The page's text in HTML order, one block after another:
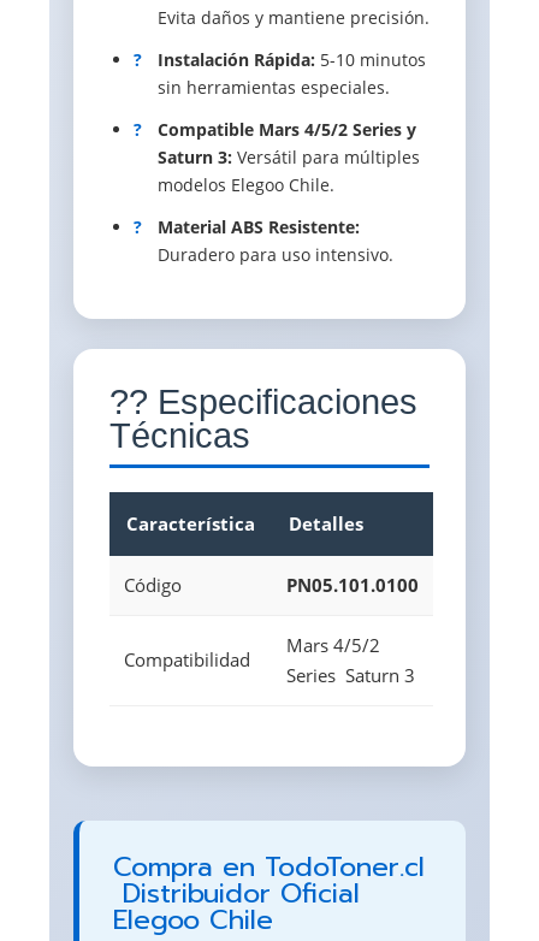
Evita daños y mantiene precisión.
?
Instalación Rápida: 5-10 minutos
sin herramientas especiales.
?
Compatible Mars 4/5/2 Series y
Saturn 3: Versátil para múltiples
modelos Elegoo Chile.
?
Material ABS Resistente:
Duradero para uso intensivo.
?? Especificaciones
Técnicas
Característica Detalles
Código PN05.101.0100
Compatibilidad
Mars 4/5/2
Series  Saturn 3
Compra en TodoToner.cl
 Distribuidor Oficial
Elegoo Chile